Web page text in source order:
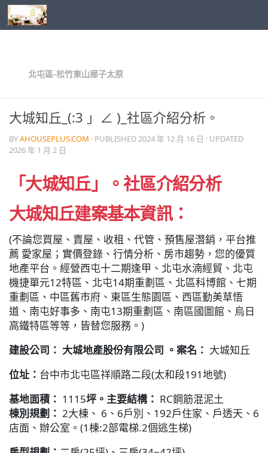
Skip to content
北屯區-松竹東山廍子太原
大城知丘_(:3 」∠ )_社區介紹分析。
BYAHOUSEPLUS.COM · PUBLISHED2024 年 12 月 16 日 · UPDATED
2026 年 1 月 2 日
「大城知丘」。社區介紹分析
大城知丘建案基本資訊：
(不論您買屋、賣屋、收租、代管、預售屋潛銷，平台推
薦 愛家屋；實價登錄、行情分析、房市趨勢，您的優質
地產平台。經營西屯十二期逢甲、北屯水湳經貿、北屯
機捷單元12特區、北屯14期重劃區、北區科博館、七期
重劃區、中區舊市府、東區生態園區、西區勤美草悟
道、南屯好事多、南屯13期重劃區、南區國圖館、烏日
高鐵特區等等，皆替您服務。)
建設公司： 大城地產股份有限公司 。案名： 大城知丘
位址： 台中市北屯區祥順路二段(太和段191地號)
基地面積： 1115坪。主要結構： RC鋼筋混泥土
棟別規劃： 2大棟、 6、6戶別、192戶住家、戶透天、6
店面、辦公室。(1棟:2部電梯.2個逃生梯)